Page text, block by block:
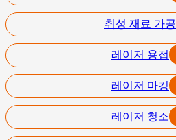
취성 재료 가공
레이저 용접
레이저 마킹
레이저 청소